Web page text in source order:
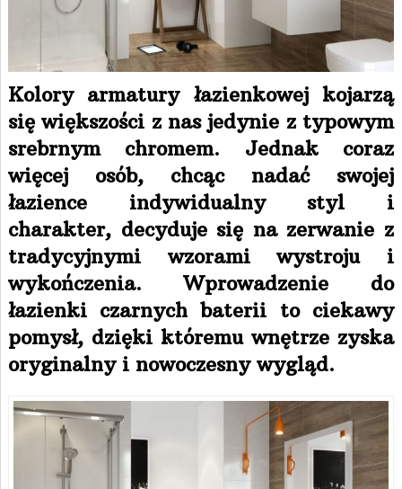
Kolory armatury łazienkowej kojarzą
się większości z nas jedynie z typowym
srebrnym chromem. Jednak coraz
więcej osób, chcąc nadać swojej
łazience indywidualny styl i
charakter, decyduje się na zerwanie z
tradycyjnymi wzorami wystroju i
wykończenia. Wprowadzenie do
łazienki czarnych baterii to ciekawy
pomysł, dzięki któremu wnętrze zyska
oryginalny i nowoczesny wygląd.